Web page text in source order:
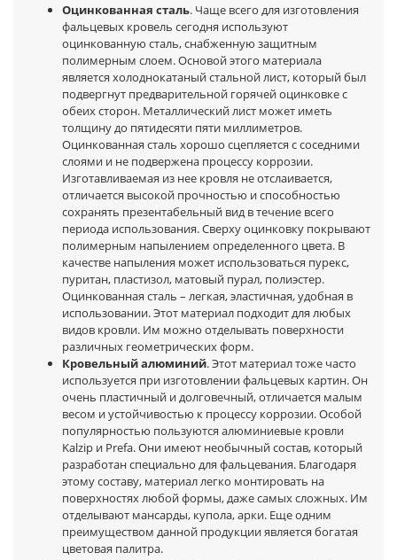
Оцинкованная сталь. Чаще всего для изготовления
фальцевых кровель сегодня используют
оцинкованную сталь, снабженную защитным
полимерным слоем. Основой этого материала
является холоднокатаный стальной лист, который был
подвергнут предварительной горячей оцинковке с
обеих сторон. Металлический лист может иметь
толщину до пятидесяти пяти миллиметров.
Оцинкованная сталь хорошо сцепляется с соседними
слоями и не подвержена процессу коррозии.
Изготавливаемая из нее кровля не отслаивается,
отличается высокой прочностью и способностью
сохранять презентабельный вид в течение всего
периода использования. Сверху оцинковку покрывают
полимерным напылением определенного цвета. В
качестве напыления может использоваться пурекс,
пуритан, пластизол, матовый пурал, полиэстер.
Оцинкованная сталь – легкая, эластичная, удобная в
использовании. Этот материал подходит для любых
видов кровли. Им можно отделывать поверхности
различных геометрических форм.
Кровельный алюминий. Этот материал тоже часто
используется при изготовлении фальцевых картин. Он
очень пластичный и долговечный, отличается малым
весом и устойчивостью к процессу коррозии. Особой
популярностью пользуются алюминиевые кровли
Kalzip и Prefa. Они имеют необычный состав, который
разработан специально для фальцевания. Благодаря
этому составу, материал легко монтировать на
поверхностях любой формы, даже самых сложных. Им
отделывают мансарды, купола, арки. Еще одним
преимуществом данной продукции является богатая
цветовая палитра.